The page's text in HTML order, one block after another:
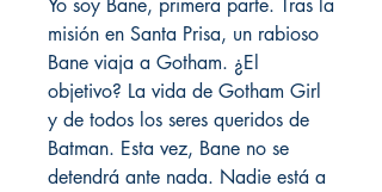
Yo soy Bane, primera parte. Tras la
misión en Santa Prisa, un rabioso
Bane viaja a Gotham. ¿El
objetivo? La vida de Gotham Girl
y de todos los seres queridos de
Batman. Esta vez, Bane no se
detendrá ante nada. Nadie está a